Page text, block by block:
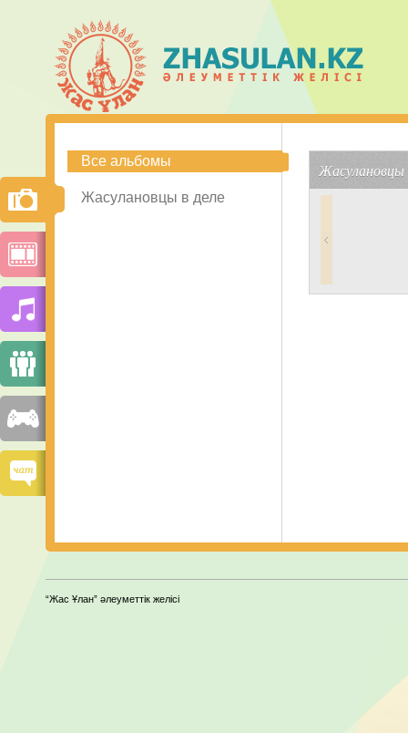
Все альбомы
Жасулановцы в деле
Жасулановцы
“Жас Ұлан” әлеуметтік желісі